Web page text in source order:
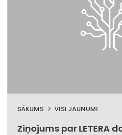
SĀKUMS VISI JAUNUMI
Ziņojums par LETERA